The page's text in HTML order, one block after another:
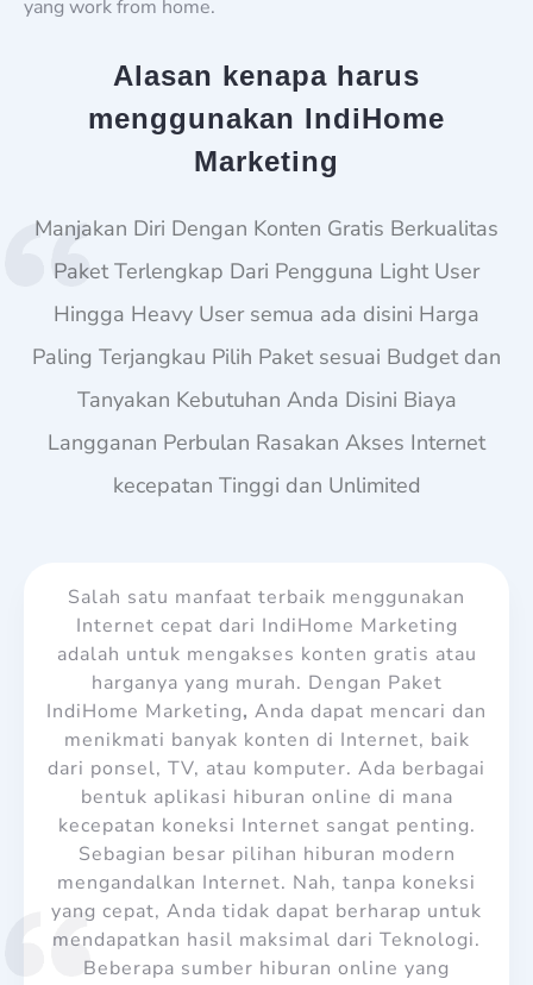
yang work from home.
Alasan kenapa harus
menggunakan IndiHome
Marketing
Manjakan Diri Dengan Konten Gratis Berkualitas
Paket Terlengkap Dari Pengguna Light User
Hingga Heavy User semua ada disini Harga
Paling Terjangkau Pilih Paket sesuai Budget dan
Tanyakan Kebutuhan Anda Disini Biaya
Langganan Perbulan Rasakan Akses Internet
kecepatan Tinggi dan Unlimited
Salah satu manfaat terbaik menggunakan
Internet cepat dari IndiHome Marketing
adalah untuk mengakses konten gratis atau
harganya yang murah. Dengan Paket
IndiHome Marketing, Anda dapat mencari dan
menikmati banyak konten di Internet, baik
dari ponsel, TV, atau komputer. Ada berbagai
bentuk aplikasi hiburan online di mana
kecepatan koneksi Internet sangat penting.
Sebagian besar pilihan hiburan modern
mengandalkan Internet. Nah, tanpa koneksi
yang cepat, Anda tidak dapat berharap untuk
mendapatkan hasil maksimal dari Teknologi.
Beberapa sumber hiburan online yang